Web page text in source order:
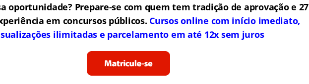
oportunidade? Prepare-se com quem tem tradição de aprovação e 27
em concursos públicos. Cursos online com início imediato,
ilimitadas e parcelamento em até 12x sem juros